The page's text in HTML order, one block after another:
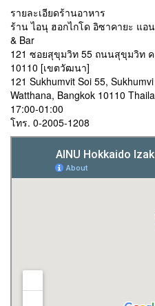
รายละเอียดร้านอาหาร
ร้าน ไอนุ ฮอกไกโด อิซาคายะ แอ
& Bar
121 ซอยสุขุมวิท 55 ถนนสุขุมวิท
10110 [เขตวัฒนา]
121 Sukhumvit Soi 55,
Watthana, Bangkok 10110
17:00-01:00
โทร. 0-2005-1208